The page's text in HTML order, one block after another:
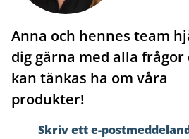
Anna och hennes team
dig gärna med alla frågor
kan tänkas ha om våra
produkter!
Skriv ett e-